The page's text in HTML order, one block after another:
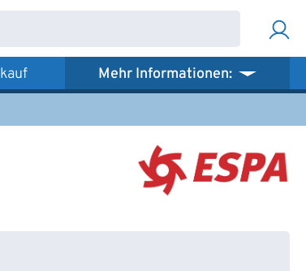
Mehr Informationen: